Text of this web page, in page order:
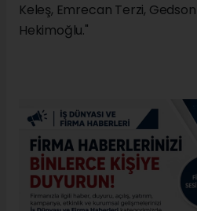
Keleş, Emrecan Terzi,
Hekimoğlu."